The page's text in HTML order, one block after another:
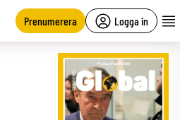
Prenumerera Logga in